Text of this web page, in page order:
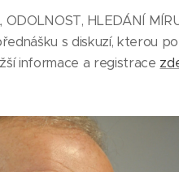
HLEDÁNÍ
s diskuzí, kterou
informace a registrace